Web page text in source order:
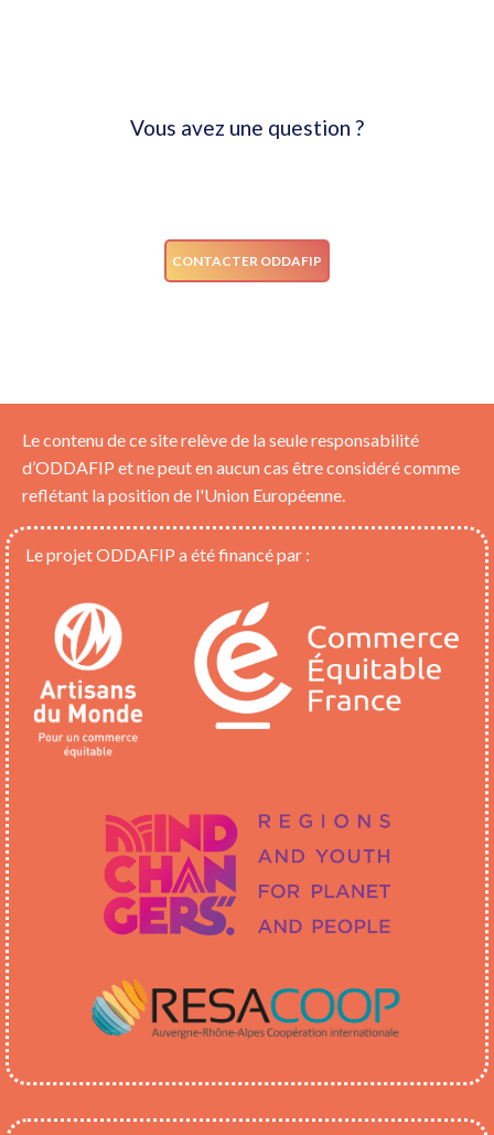
Vous avez une question ?
CONTACTER ODDAFIP
Le contenu de ce site relève de la seule responsabilité
d’ODDAFIP et ne peut en aucun cas être considéré comme
reflétant la position de l'Union Européenne.
Le projet ODDAFIP a été financé par :